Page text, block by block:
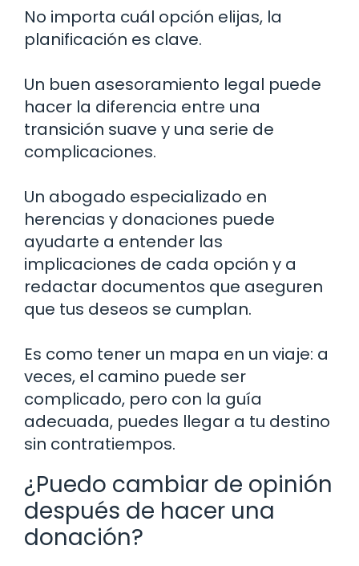
No importa cuál opción elijas, la
planificación es clave.
Un buen asesoramiento legal puede
hacer la diferencia entre una
transición suave y una serie de
complicaciones.
Un abogado especializado en
herencias y donaciones puede
ayudarte a entender las
implicaciones de cada opción y a
redactar documentos que aseguren
que tus deseos se cumplan.
Es como tener un mapa en un viaje: a
veces, el camino puede ser
complicado, pero con la guía
adecuada, puedes llegar a tu destino
sin contratiempos.
¿Puedo cambiar de opinión
después de hacer una
donación?